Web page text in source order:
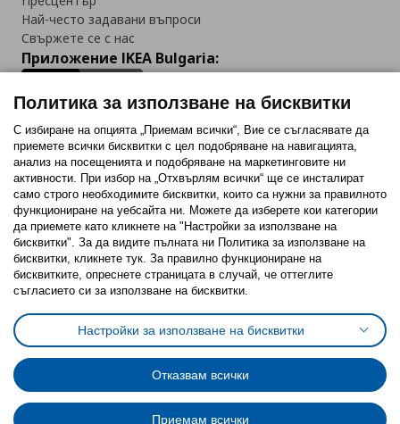
Най-често задавани въпроси
Свържете се с нас
Приложение IKEA Bulgaria:
Последвайте ни:
FacebookTwitterYoutubePinterestInstagram
Политика за използване на бисквитки (Cookies)
Избор на настройки за използване на бисквитки
Условия за ползване на ikea.bgОбща политика за личните данни
Политика за защита на личните данни на ikea.bg
Общи условия на програма IKEA Family
Политика за защита на лични данни на програма IKEA Family
Политика за използване на бисквитки
С избиране на опцията „Приемам всички“, Вие се съгласявате да
приемете всички бисквитки с цел подобряване на навигацията,
анализ на посещенията и подобряване на маркетинговите ни
активности. При избор на „Отхвърлям всички“ ще се инсталират
само строго необходимитe бисквитки, които са нужни за правилното
функциониране на уебсайта ни. Можете да изберете кои категории
да приемете като кликнете на "Настройки за използване на
бисквитки". За да видите пълната ни Политика за използване на
бисквитки, кликнете тук. За правилно функциониране на
бисквитките, опреснете страницата в случай, че оттеглите
съгласието си за използване на бисквитки.
Настройки за използване на бисквитки
Отказвам всички
Приемам всички